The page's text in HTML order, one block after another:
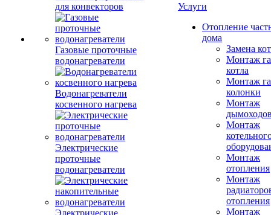
для конвекторов
Газовые проточные
водонагреватели
Водонагреватели
косвенного нагрева
Электрические
проточные
водонагреватели
Электрические
Услуги
Отопление
дома
Замена
Монтаж
котла
Монтаж
колонки
Монтаж
Монтаж
Монтаж
отопления
Монтаж
отопления
Монтаж